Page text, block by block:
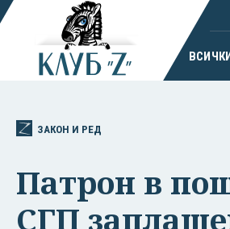
ЗАКОН И РЕД
Патрон в
СГП